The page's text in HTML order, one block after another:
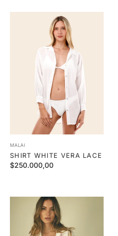
MALAI
SHIRT WHITE VERA LACE
Precio
$250.000,00